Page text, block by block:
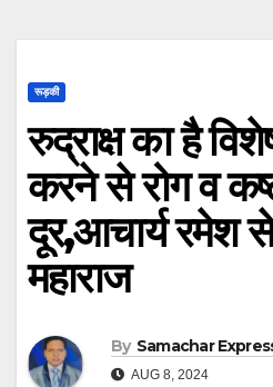
रूड़की
रुद्राक्ष का है
करने से रोग व
दूर,आचार्य रमेश
महाराज
By Samachar
AUG 8, 2024